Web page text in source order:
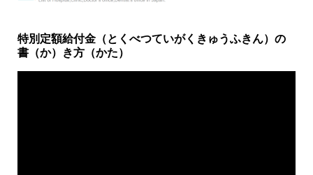
特別定額給付金（とくべつていがくきゅうふきん）の
書（か）き方（かた）